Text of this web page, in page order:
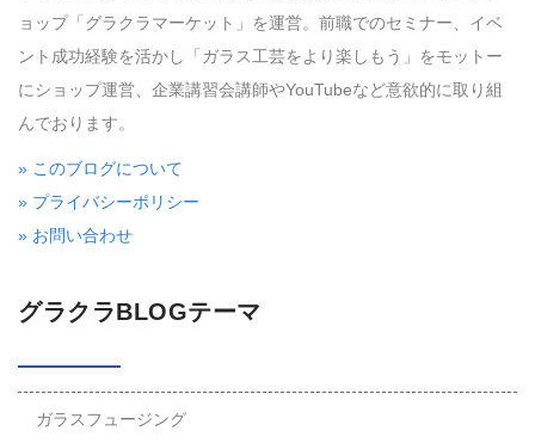
ョップ「グラクラマーケット」を運営。前職でのセミナー、イベ
ント成功経験を活かし「ガラス工芸をより楽しもう」をモットー
にショップ運営、企業講習会講師やYouTubeなど意欲的に取り組
んでおります。
» このブログについて
» プライバシーポリシー
» お問い合わせ
グラクラBLOGテーマ
ガラスフュージング